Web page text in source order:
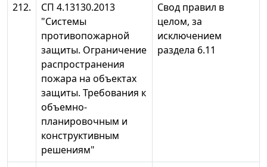
212.
СП 4.13130.2013
"Системы
противопожарной
защиты. Ограничение
распространения
пожара на объектах
защиты. Требования к
объемно-
планировочным и
конструктивным
решениям"
Свод правил в
целом, за
исключением
раздела 6.11